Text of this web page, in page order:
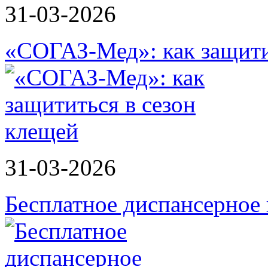
31-03-2026
«СОГАЗ-Мед»: как
31-03-2026
Бесплатное